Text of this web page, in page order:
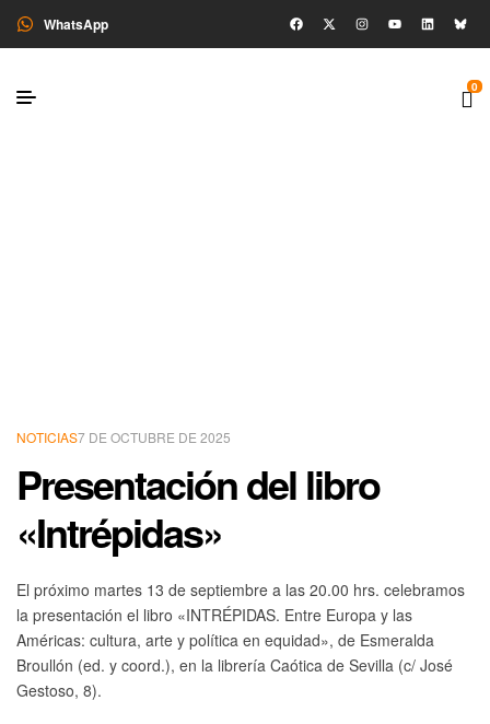
WhatsApp
0
NOTICIAS7 DE OCTUBRE DE 2025
Presentación del libro
«Intrépidas»
El próximo martes 13 de septiembre a las 20.00 hrs. celebramos
la presentación el libro «INTRÉPIDAS. Entre Europa y las
Américas: cultura, arte y política en equidad», de Esmeralda
Broullón (ed. y coord.), en la librería Caótica de Sevilla (c/ José
Gestoso, 8).